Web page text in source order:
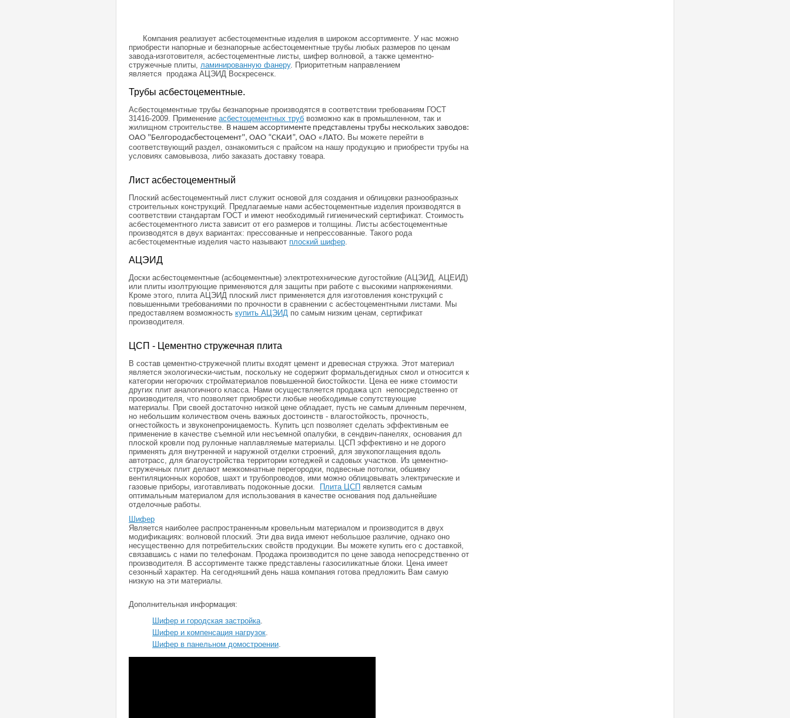
Компания реализует асбестоцементные изделия в широком ассортименте. У нас можно
приобрести напорные и безнапорные асбестоцементные трубы любых размеров по ценам
завода-изготовителя, асбестоцементные листы, шифер волновой, а также цементно-
стружечные плиты, ламинированную фанеру. Приоритетным направлением
является продажа АЦЭИД Воскресенск.
Трубы асбестоцементные.
Асбестоцементные трубы безнапорные производятся в соответствии требованиям ГОСТ
31416-2009. Применение асбестоцементных труб возможно как в промышленном, так и
жилищном строительстве. В нашем ассортименте представлены трубы нескольких заводов:
ОАО "Белгородасбестоцемент", ОАО “СКАИ”, ОАО «ЛАТО. Вы можете перейти в
соответствующий раздел, ознакомиться с прайсом на нашу продукцию и приобрести трубы на
условиях самовывоза, либо заказать доставку товара.
Лист асбестоцементный
Плоский асбестоцементный лист служит основой для создания и облицовки разнообразных
строительных конструкций. Предлагаемые нами асбестоцементные изделия производятся в
соответствии стандартам ГОСТ и имеют необходимый гигиенический сертификат. Стоимость
асбестоцементного листа зависит от его размеров и толщины. Листы асбестоцементные
производятся в двух вариантах: прессованные и непрессованные. Такого рода
асбестоцементные изделия часто называют плоский шифер.
АЦЭИД
Доски асбестоцементные (асбоцементные) электротехнические дугостойкие (АЦЭИД, АЦЕИД)
или плиты изолтрующие применяются для защиты при работе с высокими напряжениями.
Кроме этого, плита АЦЭИД плоский лист применяется для изготовления конструкций с
повышенными требованиями по прочности в сравнении с асбестоцементными листами. Мы
предоставляем возможность купить АЦЭИД по самым низким ценам, сертификат
производителя.
ЦСП - Цементно стружечная плита
В состав цементно-стружечной плиты входят цемент и древесная стружка. Этот материал
является экологически-чистым, поскольку не содержит формальдегидных смол и относится к
категории негорючих стройматериалов повышенной биостойкости. Цена ее ниже стоимости
других плит аналогичного класса. Нами осуществляется продажа цсп непосредственно от
производителя, что позволяет приобрести любые необходимые сопутствующие
материалы. При своей достаточно низкой цене обладает, пусть не самым длинным перечнем,
но небольшим количеством очень важных достоинств - влагостойкость, прочность,
огнестойкость и звуконепроницаемость. Купить цсп позволяет сделать эффективным ее
применение в качестве съемной или несъемной опалубки, в сендвич-панелях, основания дл
плоской кровли под рулонные наплавляемые материалы. ЦСП эффективно и не дорого
применять для внутренней и наружной отделки строений, для звукопоглащения вдоль
автотрасс, для благоустройства территории котеджей и садовых участков. Из цементно-
стружечных плит делают межкомнатные перегородки, подвесные потолки, обшивку
вентиляционных коробов, шахт и трубопроводов, ими можно облицовывать электрические и
газовые приборы, изготавливать подоконные доски.
Плита ЦСП является самым
оптимальным материалом для использования в качестве основания под дальнейшие
отделочные работы.
Шифер
Является наиболее распространенным кровельным материалом и производится в двух
модификациях: волновой плоский. Эти два вида имеют небольшое различие, однако оно
несущественно для потребительских свойств продукции. Вы можете купить его с доставкой,
связавшись с нами по телефонам. Продажа производится по цене завода непосредственно от
производителя. В ассортименте также представлены газосиликатные блоки. Цена имеет
сезонный характер. На сегодняшний день наша компания готова предложить Вам самую
низкую на эти материалы.
Дополнительная информация:
Шифер и городская застройка.
Шифер и компенсация нагрузок.
Шифер в панельном домостроении.